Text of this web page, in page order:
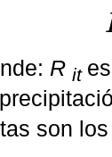
R it
son